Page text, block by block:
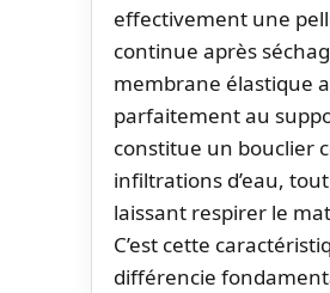
effectivement une
continue après
membrane élastique
parfaitement au
constitue un bouclier
infiltrations d’eau,
laissant respirer le
C’est cette
différencie